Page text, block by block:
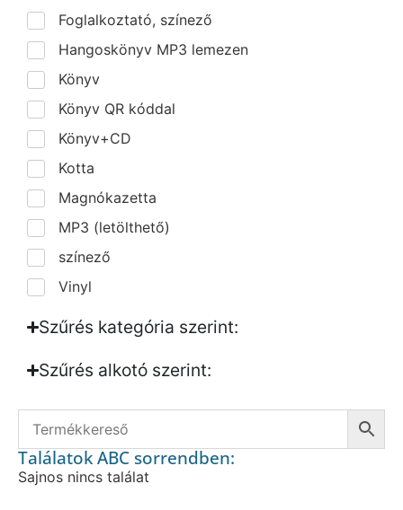
Foglalkoztató, színező
Hangoskönyv MP3 lemezen
Könyv
Könyv QR kóddal
Könyv+CD
Kotta
Magnókazetta
MP3 (letölthető)
színező
Vinyl
Szűrés kategória szerint:
Szűrés alkotó szerint:​
Találatok ABC sorrendben:
Sajnos nincs találat